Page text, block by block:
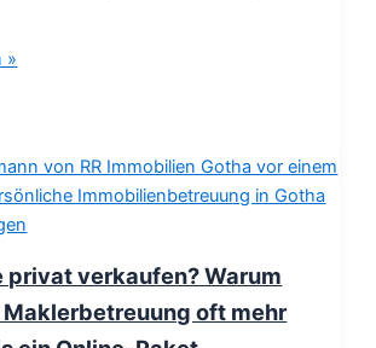
»
privat verkaufen? Warum
oft mehr